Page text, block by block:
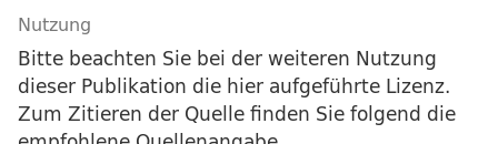
Nutzung
Bitte beachten Sie bei der weiteren Nutzung
dieser Publikation die hier aufgeführte Lizenz.
Zum Zitieren der Quelle finden Sie folgend die